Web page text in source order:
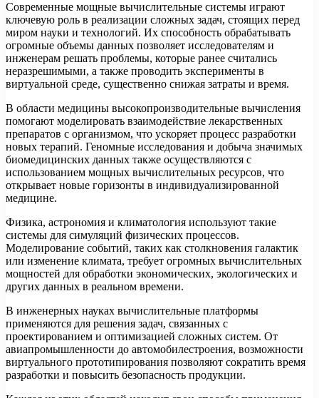
Современные мощные вычислительные системы играют
ключевую роль в реализации сложных задач, стоящих перед
миром науки и технологий. Их способность обрабатывать
огромные объемы данных позволяет исследователям и
инженерам решать проблемы, которые ранее считались
неразрешимыми, а также проводить эксперименты в
виртуальной среде, существенно снижая затраты и время.
В области медицины высокопроизводительные вычисления
помогают моделировать взаимодействие лекарственных
препаратов с организмом, что ускоряет процесс разработки
новых терапий. Геномные исследования и добыча значимых
биомедицинских данных также осуществляются с
использованием мощных вычислительных ресурсов, что
открывает новые горизонты в индивидуализированной
медицине.
Физика, астрономия и климатология используют такие
системы для симуляций физических процессов.
Моделирование событий, таких как столкновения галактик
или изменение климата, требует огромных вычислительных
мощностей для обработки экономических, экологических и
других данных в реальном времени.
В инженерных науках вычислительные платформы
применяются для решения задач, связанных с
проектированием и оптимизацией сложных систем. От
авиапромышленности до автомобилестроения, возможности
виртуального прототипирования позволяют сократить время
разработки и повысить безопасность продукции.